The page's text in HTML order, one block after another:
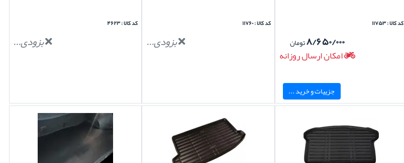
کد کالا : ۱۱۷۵۳
۸/۶۵۰/۰۰۰تومان
امکان ارسال روزانه
جزییات و خرید ...
کد کالا : ۱۱۷۶۰
بزودی...
کد کالا : ۴۶۲۳
بزودی...